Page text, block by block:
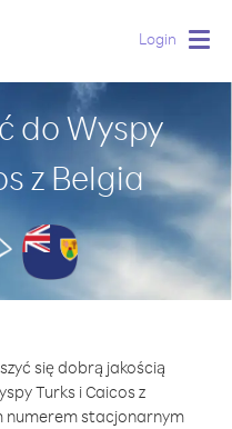
Login
do Wyspy
z Belgia
się dobrą jakością
Turks i Caicos z
numerem stacjonarnym